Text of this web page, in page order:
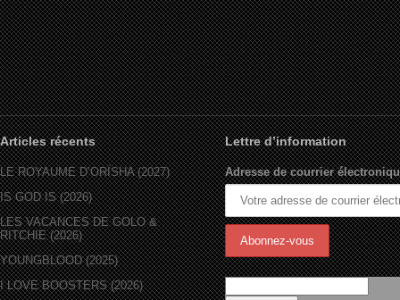
Articles récents
LE ROYAUME D’ORÏSHA (2027)
IS GOD IS (2026)
LES VACANCES DE GOLO &
RITCHIE (2026)
YOUNGBLOOD (2025)
I LOVE BOOSTERS (2026)
Lettre d’information
Adresse de courrier